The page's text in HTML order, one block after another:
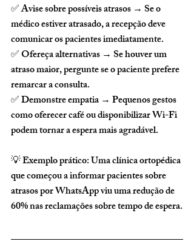
✅ Avise sobre possíveis atrasos → Se o
médico estiver atrasado, a recepção deve
comunicar os pacientes imediatamente.
✅ Ofereça alternativas → Se houver um
atraso maior, pergunte se o paciente prefere
remarcar a consulta.
✅ Demonstre empatia → Pequenos gestos
como oferecer café ou disponibilizar Wi-Fi
podem tornar a espera mais agradável.
💡 Exemplo prático: Uma clínica ortopédica
que começou a informar pacientes sobre
atrasos por WhatsApp viu uma redução de
60% nas reclamações sobre tempo de espera.